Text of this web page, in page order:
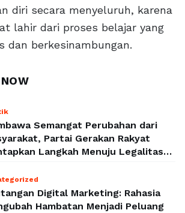
diri secara menyeluruh, karena
lahir dari proses belajar yang
dan berkesinambungan.
Semangat Perubahan dari
Partai Gerakan Rakyat
Langkah Menuju Legalitas
Digital Marketing: Rahasia
Hambatan Menjadi Peluang